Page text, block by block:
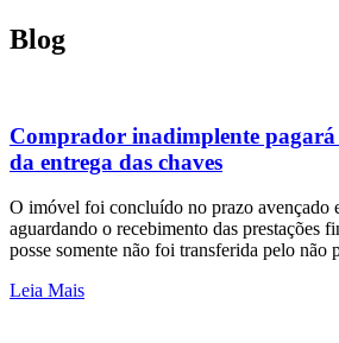
Blog
Comprador inadimplente
da entrega das chaves
O imóvel foi concluído no prazo avençado
aguardando o recebimento das prestações
posse somente não foi transferida pelo não
Leia Mais